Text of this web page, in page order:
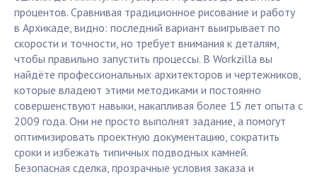
процентов. Сравнивая традиционное рисование и работу
в Архикаде, видно: последний вариант выигрывает по
скорости и точности, но требует внимания к деталям,
чтобы правильно запустить процессы. В Workzilla вы
найдёте профессиональных архитекторов и чертежников,
которые владеют этими методиками и постоянно
совершенствуют навыки, накапливая более 15 лет опыта с
2009 года. Они не просто выполнят задание, а помогут
оптимизировать проектную документацию, сократить
сроки и избежать типичных подводных камней.
Безопасная сделка, прозрачные условия заказа и